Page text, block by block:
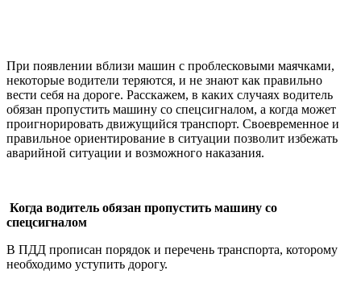
При появлении вблизи машин с проблесковыми маячками,
некоторые водители теряются, и не знают как правильно
вести себя на дороге. Расскажем, в каких случаях водитель
обязан пропустить машину со спецсигналом, а когда может
проигнорировать движущийся транспорт. Своевременное и
правильное ориентирование в ситуации позволит избежать
аварийной ситуации и возможного наказания.
Когда водитель обязан пропустить машину со
спецсигналом
В ПДД прописан порядок и перечень транспорта, которому
необходимо уступить дорогу.